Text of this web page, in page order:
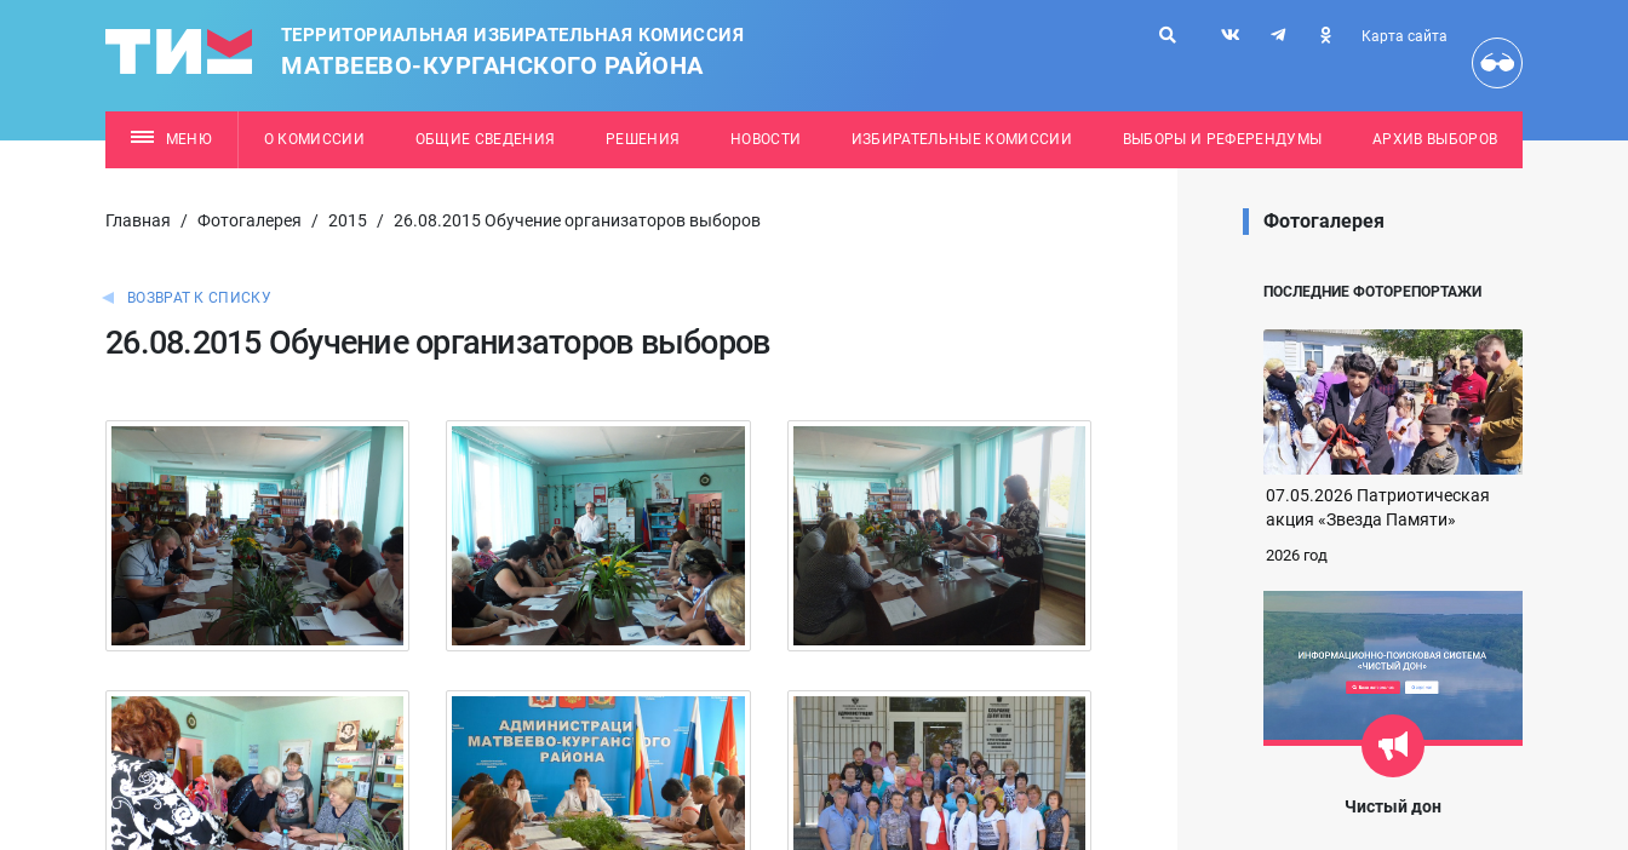
ТЕРРИТОРИАЛЬНАЯ ИЗБИРАТЕЛЬНАЯ КОМИССИЯ
МАТВЕЕВО-КУРГАНСКОГО РАЙОНА
Карта сайта
МЕНЮ О КОМИССИИ ОБЩИЕ СВЕДЕНИЯ РЕШЕНИЯ НОВОСТИ ИЗБИРАТЕЛЬНЫЕ КОМИССИИ ВЫБОРЫ И РЕФЕРЕНДУМЫ АРХИВ ВЫБОРОВ
Главная / Фотогалерея / 2015 / 26.08.2015 Обучение организаторов выборов
ВОЗВРАТ К СПИСКУ
26.08.2015 Обучение организаторов выборов
Фотогалерея
ПОСЛЕДНИЕ ФОТОРЕПОРТАЖИ
07.05.2026 Патриотическая
акция «Звезда Памяти»
2026 год
Чистый дон